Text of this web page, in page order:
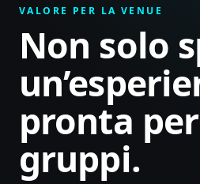
VALORE PER LA VENUE
Non solo
pronta
gruppi.